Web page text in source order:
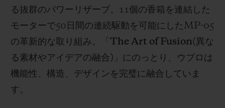
る抜群のパワーリザーブ。 11個の香箱を連結した
モーターで50 日間の連続駆動を可能にしたMP-05
の革新的な取り組み。「 The Art of Fusion(異な
る素材やアイデアの融合) 」にのっとり、ウブロは
機能性、構造、デザインを完璧に融合していま
す。